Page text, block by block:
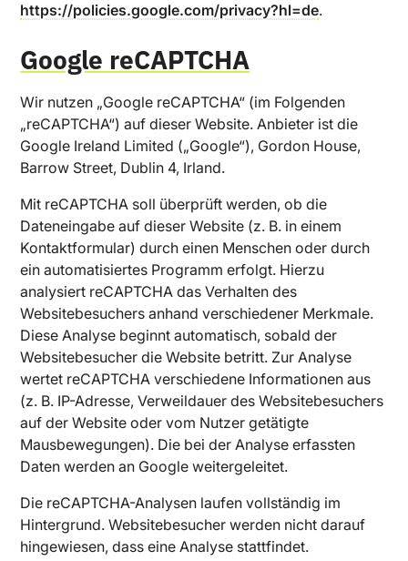
https://policies.google.com/privacy?hl=de.
Google reCAPTCHA
Wir nutzen „Google reCAPTCHA“ (im Folgenden
„reCAPTCHA“) auf dieser Website. Anbieter ist die
Google Ireland Limited („Google“), Gordon House,
Barrow Street, Dublin 4, Irland.
Mit reCAPTCHA soll überprüft werden, ob die
Dateneingabe auf dieser Website (z. B. in einem
Kontaktformular) durch einen Menschen oder durch
ein automatisiertes Programm erfolgt. Hierzu
analysiert reCAPTCHA das Verhalten des
Websitebesuchers anhand verschiedener Merkmale.
Diese Analyse beginnt automatisch, sobald der
Websitebesucher die Website betritt. Zur Analyse
wertet reCAPTCHA verschiedene Informationen aus
(z. B. IP-Adresse, Verweildauer des Websitebesuchers
auf der Website oder vom Nutzer getätigte
Mausbewegungen). Die bei der Analyse erfassten
Daten werden an Google weitergeleitet.
Die reCAPTCHA-Analysen laufen vollständig im
Hintergrund. Websitebesucher werden nicht darauf
hingewiesen, dass eine Analyse stattfindet.